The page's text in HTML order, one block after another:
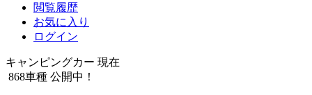
閲覧履歴
お気に入り
ログイン
キャンピングカー 現在
868車種 公開中！